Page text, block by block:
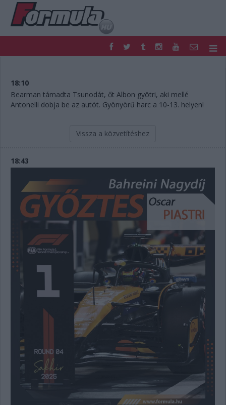
FORMULA
NEMZETKÖZI
HAZAI
RETRO
EGYÉB
TIPPJÁTÉK
18:10
Bearman támadta Tsunodát, őt Albon gyötri, aki mellé
Antonelli dobja be az autót. Gyönyörű harc a 10-13. helyen!
Vissza a közvetítéshez
18:43